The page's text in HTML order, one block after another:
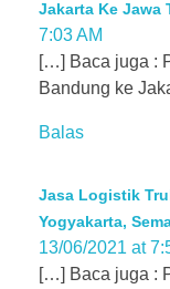
Jakarta Ke Jawa
7:03 AM
[…] Baca juga :
Bandung ke
Balas
Jasa Logistik
Yogyakarta,
13/06/2021 at
[…] Baca juga :